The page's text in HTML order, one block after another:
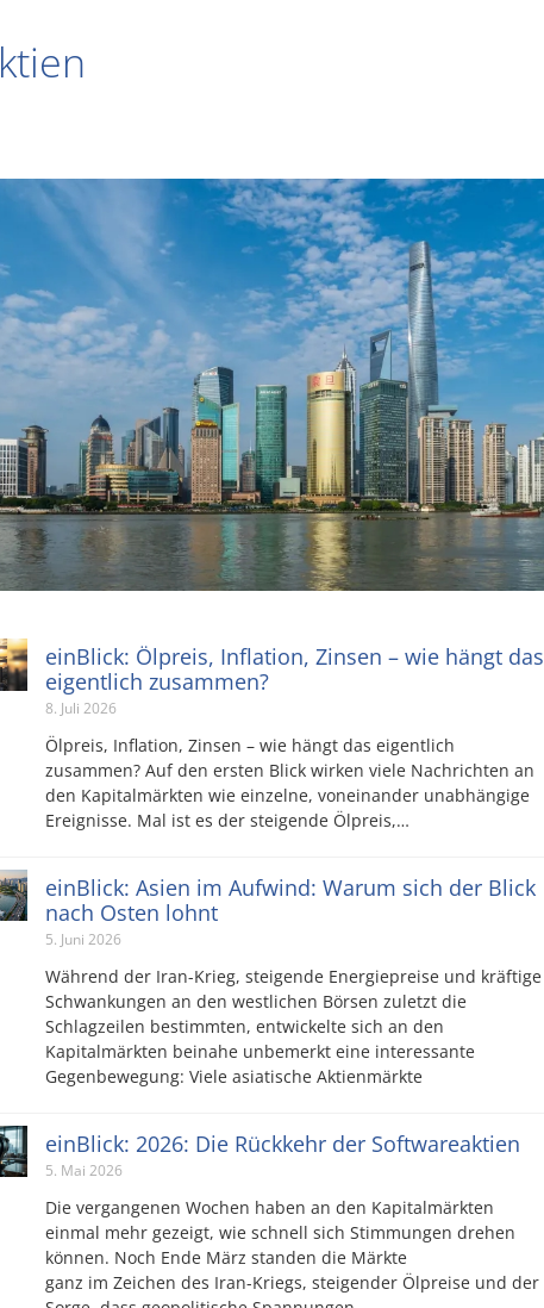
einBlick: Ölpreis, Inflation, Zinsen – wie hängt das
eigentlich zusammen?
8. Juli 2026
Ölpreis, Inflation, Zinsen – wie hängt das eigentlich
zusammen? Auf den ersten Blick wirken viele Nachrichten an
den Kapitalmärkten wie einzelne, voneinander unabhängige
Ereignisse. Mal ist es der steigende Ölpreis,…
einBlick: Asien im Aufwind: Warum sich der Blick
nach Osten lohnt
5. Juni 2026
Während der Iran-Krieg, steigende Energiepreise und kräftige
Schwankungen an den westlichen Börsen zuletzt die
Schlagzeilen bestimmten, entwickelte sich an den
Kapitalmärkten beinahe unbemerkt eine interessante
Gegenbewegung: Viele asiatische Aktienmärkte
einBlick: 2026: Die Rückkehr der Softwareaktien
5. Mai 2026
Die vergangenen Wochen haben an den Kapitalmärkten
einmal mehr gezeigt, wie schnell sich Stimmungen drehen
können. Noch Ende März standen die Märkte
ganz im Zeichen des Iran-Kriegs, steigender Ölpreise und der